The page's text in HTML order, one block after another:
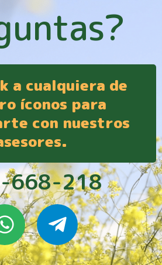
a cualquiera de
íconos para
con nuestros
668-218